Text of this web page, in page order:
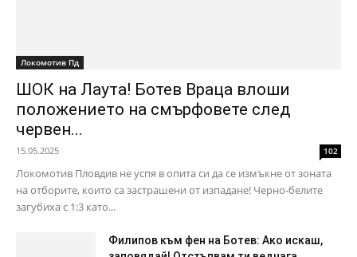
Локомотив Пд
ШОК на Лаута! Ботев Враца влоши
положението на смърфовете след
червен...
15.05.2025 102
Локомотив Пловдив не успя в опита си да се измъкне от зоната
на отборите, които са застрашени от изпадане! Черно-белите
загубиха с 1:3 като...
Филипов към фен на Ботев: Ако искаш,